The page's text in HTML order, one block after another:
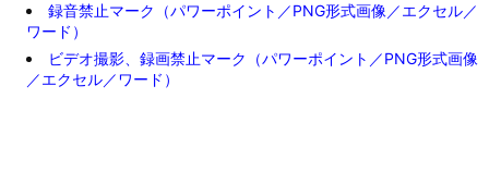
録音禁止マーク（パワーポイント／PNG形式画像／エクセル／
ワード）
ビデオ撮影、録画禁止マーク（パワーポイント／PNG形式画像
／エクセル／ワード）